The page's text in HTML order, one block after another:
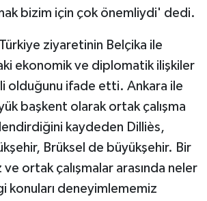
bizim için çok önemliydi' dedi.
ziyaretinin Belçika ile
ekonomik ve diplomatik ilişkiler
olduğunu ifade etti. Ankara ile
başkent olarak ortak çalışma
kaydeden Dilliès,
Brüksel de büyükşehir. Bir
ortak çalışmalar arasında neler
konuları deneyimlememiz